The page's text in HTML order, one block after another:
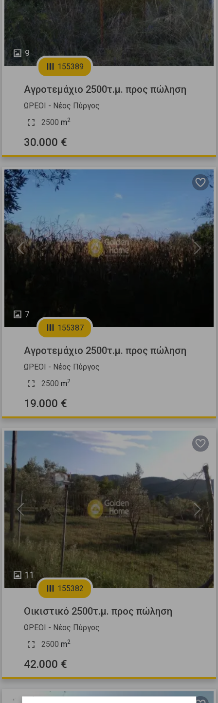
9
155389
Αγροτεμάχιο 2500τ.μ. προς πώληση
ΩΡΕΟΙ - Νέος Πύργος
2500 m2
30.000 €
7
Previous Next
155387
Αγροτεμάχιο 2500τ.μ. προς πώληση
ΩΡΕΟΙ - Νέος Πύργος
2500 m2
19.000 €
11
Previous Next
155382
Οικιστικό 2500τ.μ. προς πώληση
ΩΡΕΟΙ - Νέος Πύργος
2500 m2
42.000 €